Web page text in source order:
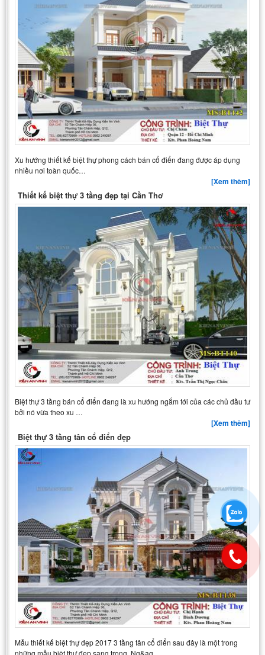
Xu hướng thiết kế biệt thự phong cách bán cổ điển đang được áp dụng
nhiều nơi toàn quốc…
[Xem thêm]
Thiết kế biệt thự 3 tầng đẹp tại Cần Thơ
Biệt thự 3 tầng bán cổ điển đang là xu hướng ngắm tới của các chủ đầu tư
bởi nó vừa theo xu …
[Xem thêm]
Biệt thự 3 tầng tân cổ điển đẹp
Mẫu thiết kế biệt thự đẹp 2017 3 tầng tân cổ điển sau đây là một trong